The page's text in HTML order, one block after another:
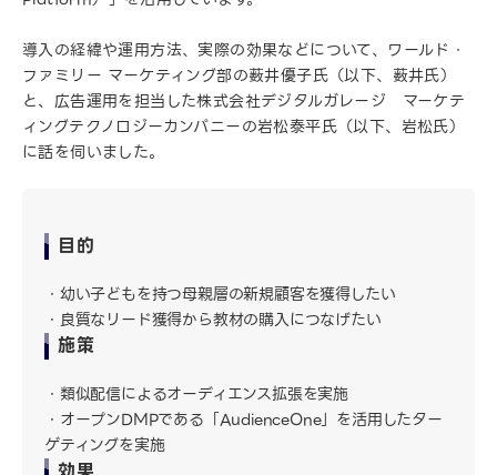
導入の経緯や運用方法、実際の効果などについて、ワールド・
ファミリー マーケティング部の薮井優子氏（以下、薮井氏）
と、広告運用を担当した株式会社デジタルガレージ マーケテ
ィングテクノロジーカンパニーの岩松泰平氏（以下、岩松氏）
に話を伺いました。
目的
幼い子どもを持つ母親層の新規顧客を獲得したい
良質なリード獲得から教材の購入につなげたい
施策
類似配信によるオーディエンス拡張を実施
オープンDMPである「AudienceOne」を活用したター
ゲティングを実施